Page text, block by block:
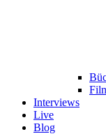
Interviews
Live
Blog